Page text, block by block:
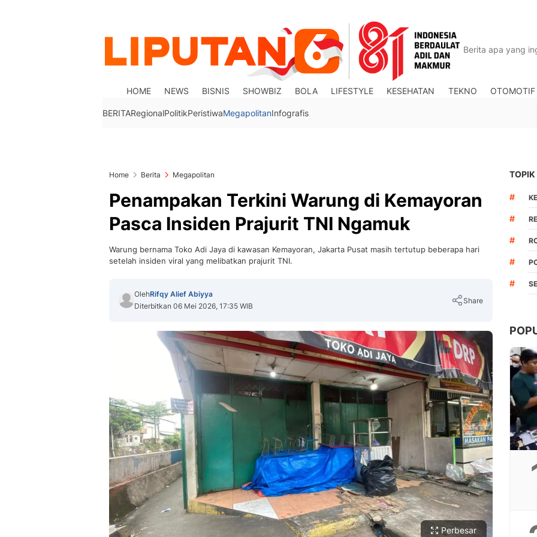
HOME NEWS BISNIS SHOWBIZ BOLA LIFESTYLE KESEHATAN TEKNO OTOMOTIF
BERITARegionalPolitikPeristiwaMegapolitanInfografis
Home Berita Megapolitan
Penampakan Terkini Warung di Kemayoran
Pasca Insiden Prajurit TNI Ngamuk
Warung bernama Toko Adi Jaya di kawasan Kemayoran, Jakarta Pusat masih tertutup beberapa hari
setelah insiden viral yang melibatkan prajurit TNI.
OlehRifqy Alief Abiyya
Diterbitkan 06 Mei 2026, 17:35 WIB
Share
Copy Link
Perbesar
TOPIK
#
#
#
#
#